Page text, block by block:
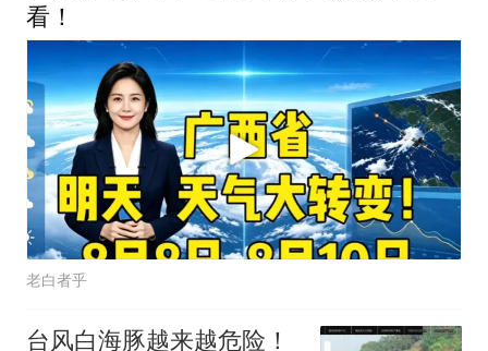
看！
老白者乎
台风白海豚越来越危险！